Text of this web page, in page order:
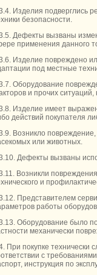
Изделия подверглись
безопасности.
Дефекты вызваны
применения данного
Изделие повреждено
под местные
Оборудование
и прочих
Изделие имеет
действий покупателя
Возникло
или животных.
Дефекты вызваны
Возникли
и
Представителем
работы
Оборудование было
механически
При покупке технически
с
инструкция по